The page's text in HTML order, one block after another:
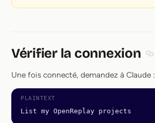
Vérifier la connexion
Une fois connecté, demandez à Claude :
List my OpenReplay projects